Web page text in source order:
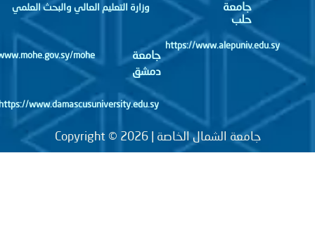
جامعة
https://www.alepuniv.edu.sy
جامعة
دمشق
وزارة التعليم العالي والبحث العلمي
http://www.mohe.gov.sy/mohe
جامعة الشمال الخاصة | Copyright © 2026